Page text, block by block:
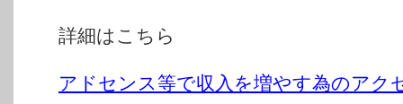
詳細はこちら
アドセンス等で収入を増やす為のアク